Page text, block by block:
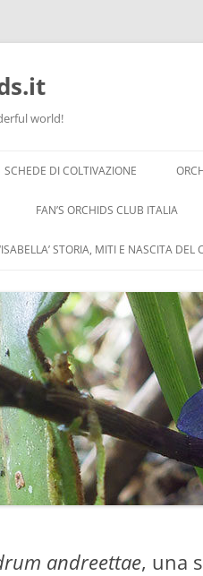
world!
SCHEDE DI COLTIVAZIONE
FAN’S ORCHIDS CLUB ITALIA
STORIA, MITI E NASCITA DEL
andreettae, una